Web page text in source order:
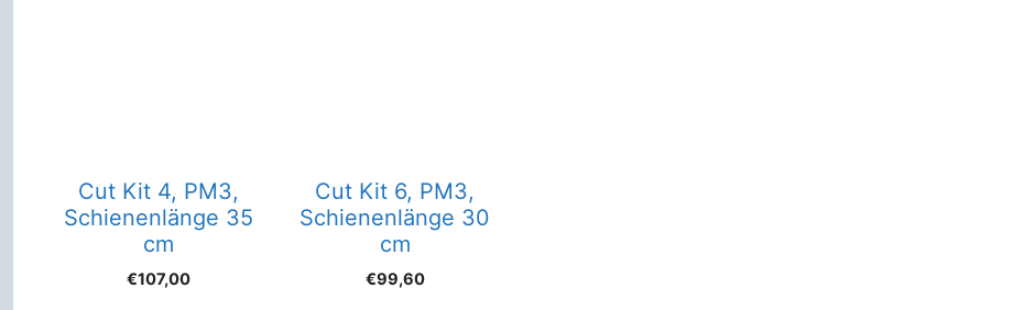
Cut Kit 4, PM3,
Schienenlänge 35
cm
€107,00
Cut Kit 6, PM3,
Schienenlänge 30
cm
€99,60